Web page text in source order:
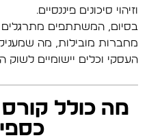
וזיהוי סיכונים פיננסיים.
בסיום, המשתתפים מתרגלים
מחברות מובילות, מה
העסקי וכלים יישומיים לשוק
מה כולל קורס